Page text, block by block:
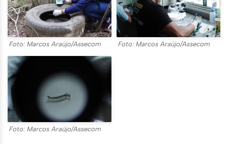
Foto: Marcos Araújo/Assecom Foto: Marcos Araújo/Assecom
Foto: Marcos Araújo/Assecom